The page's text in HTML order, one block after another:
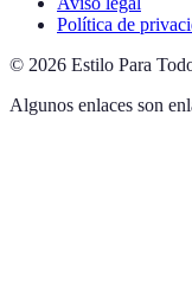
Política de
© 2026 Estilo Para
Algunos enlaces son